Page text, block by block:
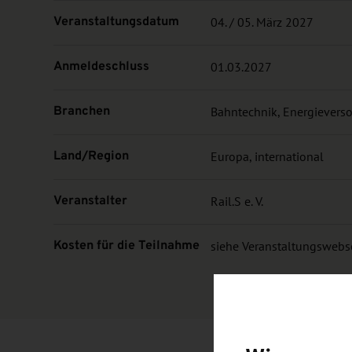
Veranstaltungsdatum 04. / 05. März 2027
Anmeldeschluss 01.03.2027
Branchen Bahntechnik,
Land/Region Europa, international
Veranstalter Rail.S e. V.
Kosten für die Teilnahme siehe